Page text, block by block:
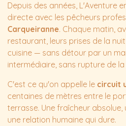
Depuis des années, L'Aventure
directe avec les pêcheurs
Carqueiranne. Chaque matin,
restaurant, leurs prises de la
cuisine — sans détour par un
intermédiaire, sans rupture de
C'est ce qu'on appelle le circuit
centaines de mètres entre le
terrasse. Une fraîcheur
une relation humaine qui dure.